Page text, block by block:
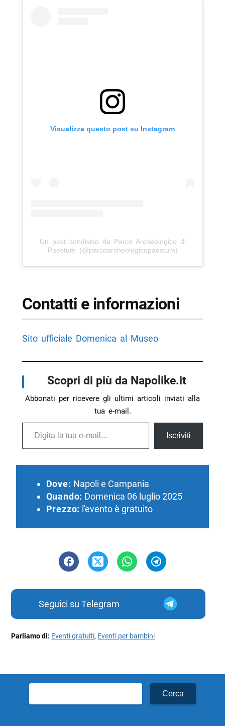
Visualizza questo post su Instagram
Un post condiviso da Parco Archeologico di
Paestum (@parcoarcheologicopaestum)
Contatti e informazioni
Sito ufficiale Domenica al Museo
Scopri di più da Napolike.it
Abbonati per ricevere gli ultimi articoli inviati alla
tua e-mail.
Digita la tua e-mail...
Iscriviti
Dove: Napoli e Campania
Quando: Domenica 06 luglio 2025
Prezzo: l'evento è gratuito
Seguici su Telegram
Parliamo di: Eventi gratuiti, Eventi per bambini
per: